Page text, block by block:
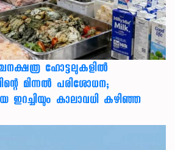
ഹോട്ടലുകളിൽ
മിന്നൽ പരിശോധന;
കാലാവധി കഴിഞ്ഞ